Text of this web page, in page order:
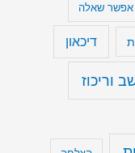
אפשר שאלה
דיכאון
וריכוז